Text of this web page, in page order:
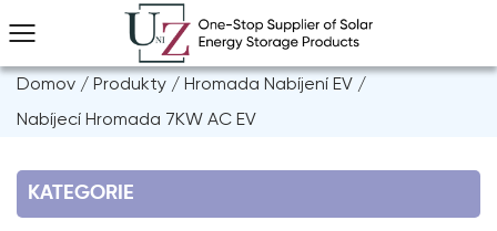
Domov / Produkty / Hromada Nabíjení EV /
Nabíjecí Hromada 7KW AC EV
KATEGORIE